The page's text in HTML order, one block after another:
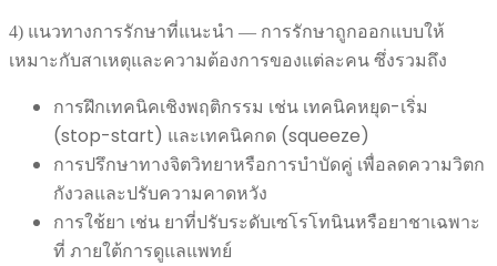
4) แนวทางการรักษาที่แนะนำ — การรักษาถูกออกแบบให้
เหมาะกับสาเหตุและความต้องการของแต่ละคน ซึ่งรวมถึง
การฝึกเทคนิคเชิงพฤติกรรม เช่น เทคนิคหยุด-เริ่ม
(stop-start) และเทคนิคกด (squeeze)
การปรึกษาทางจิตวิทยาหรือการบำบัดคู่ เพื่อลดความวิตก
กังวลและปรับความคาดหวัง
การใช้ยา เช่น ยาที่ปรับระดับเซโรโทนินหรือยาชาเฉพาะ
ที่ ภายใต้การดูแลแพทย์